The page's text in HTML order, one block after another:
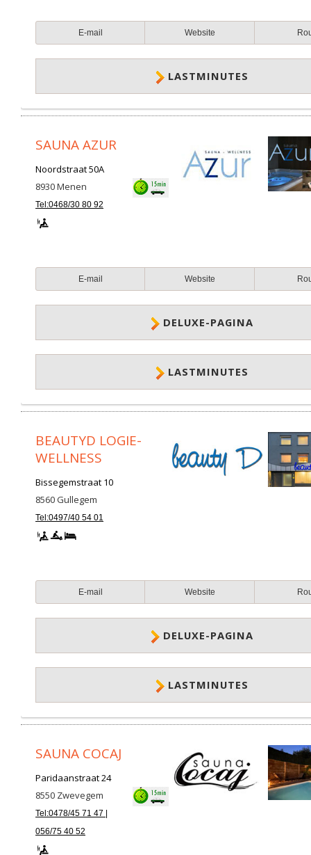
E-mail Website
LASTMINUTES
SAUNA AZUR
Noordstraat 50A
8930Menen
Tel:0468/30 80 92
E-mail Website
DELUXE-PAGINA
LASTMINUTES
BEAUTYD LOGIE-
WELLNESS
Bissegemstraat 10
8560Gullegem
Tel:0497/40 54 01
E-mail Website
DELUXE-PAGINA
LASTMINUTES
SAUNA COCAJ
Paridaanstraat 24
8550 Zwevegem
Tel:0478/45 71 47 |
056/75 40 52